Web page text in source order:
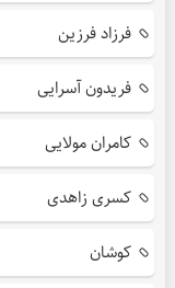
فرزاد فرزین
فریدون آسرایی
کامران مولایی
کسری زاهدی
کوشان